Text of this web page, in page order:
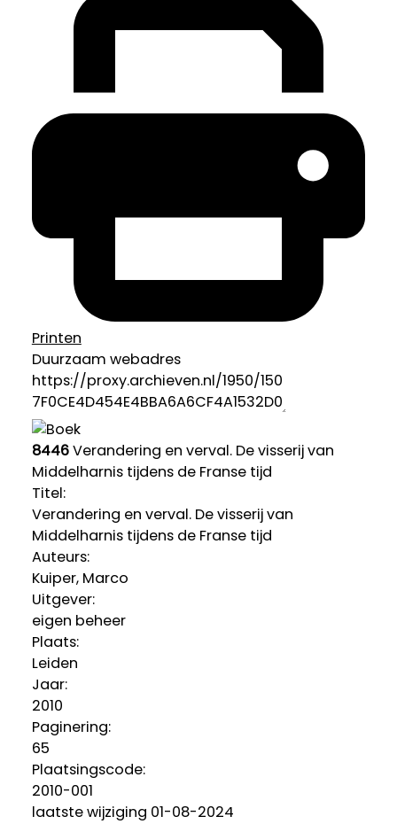
Printen
Duurzaam webadres
8446Verandering en verval. De visserij van
Middelharnis tijdens de Franse tijd
Titel:
Verandering en verval. De visserij van
Middelharnis tijdens de Franse tijd
Auteurs:
Kuiper, Marco
Uitgever:
eigen beheer
Plaats:
Leiden
Jaar:
2010
Paginering:
65
Plaatsingscode:
2010-001
laatste wijziging 01-08-2024